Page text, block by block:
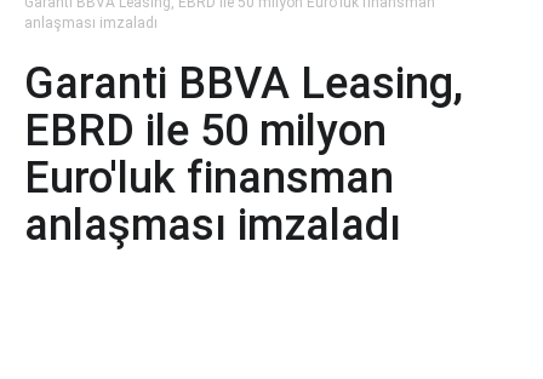
anlaşması imzaladı
Garanti BBVA Leasing,
EBRD ile 50 milyon
Euro'luk finansman
anlaşması imzaladı